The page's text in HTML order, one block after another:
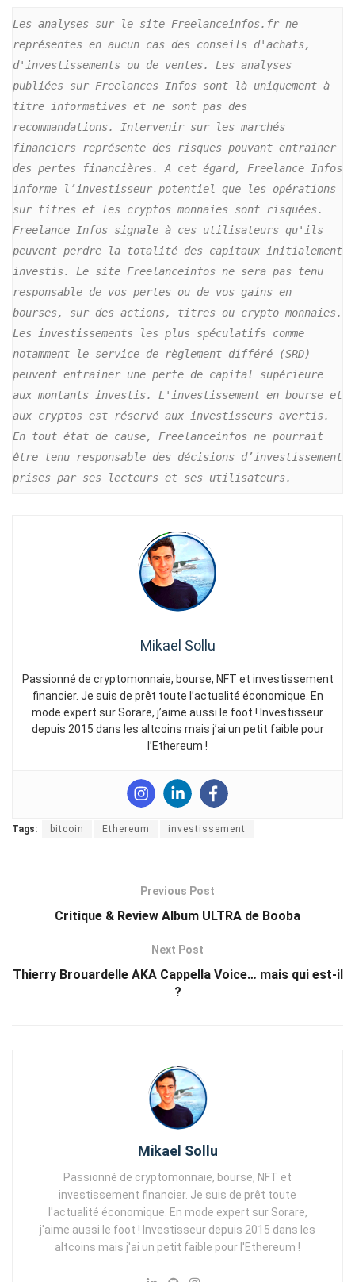
Les analyses sur le site Freelanceinfos.fr ne
représentes en aucun cas des conseils d'achats,
d'investissements ou de ventes. Les analyses
publiées sur Freelances Infos sont là uniquement à
titre informatives et ne sont pas des
recommandations. Intervenir sur les marchés
financiers représente des risques pouvant entrainer
des pertes financières. A cet égard, Freelance Infos
informe l’investisseur potentiel que les opérations
sur titres et les cryptos monnaies sont risquées.
Freelance Infos signale à ces utilisateurs qu'ils
peuvent perdre la totalité des capitaux initialement
investis. Le site Freelanceinfos ne sera pas tenu
responsable de vos pertes ou de vos gains en
bourses, sur des actions, titres ou crypto monnaies.
Les investissements les plus spéculatifs comme
notamment le service de règlement différé (SRD)
peuvent entrainer une perte de capital supérieure
aux montants investis. L'investissement en bourse et
aux cryptos est réservé aux investisseurs avertis.
En tout état de cause, Freelanceinfos ne pourrait
être tenu responsable des décisions d’investissement
prises par ses lecteurs et ses utilisateurs.
Mikael Sollu
Passionné de cryptomonnaie, bourse, NFT et investissement
financier. Je suis de prêt toute l’actualité économique. En
mode expert sur Sorare, j’aime aussi le foot ! Investisseur
depuis 2015 dans les altcoins mais j’ai un petit faible pour
l’Ethereum !
Tags: bitcoin Ethereum investissement
Previous Post
Critique & Review Album ULTRA de Booba
Next Post
Thierry Brouardelle AKA Cappella Voice… mais qui est-il
?
Mikael Sollu
Passionné de cryptomonnaie, bourse, NFT et
investissement financier. Je suis de prêt toute
l'actualité économique. En mode expert sur Sorare,
j'aime aussi le foot ! Investisseur depuis 2015 dans les
altcoins mais j'ai un petit faible pour l'Ethereum !